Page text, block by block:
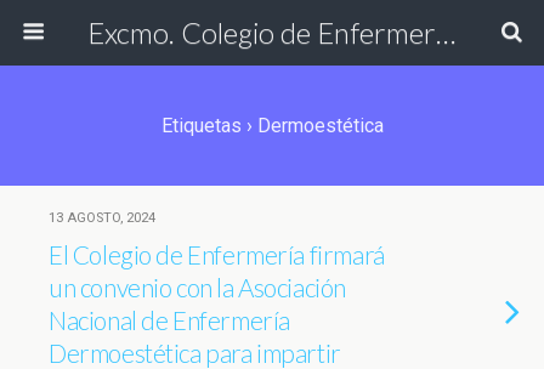
Excmo. Colegio de Enfermería de Cádiz
Etiquetas › Dermoestética
13 AGOSTO, 2024
El Colegio de Enfermería firmará
un convenio con la Asociación
Nacional de Enfermería
Dermoestética para impartir